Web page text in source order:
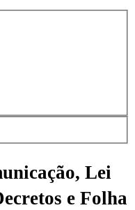
Lei
e Folha